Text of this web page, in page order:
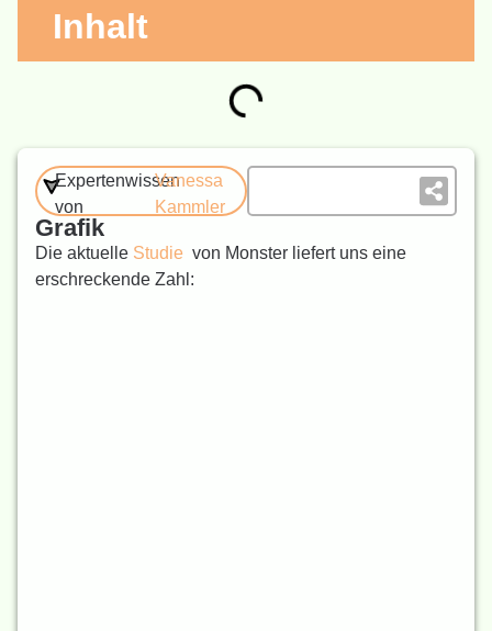
Inhalt
Expertenwissen
von
Vanessa
Kammler
Grafik
Die aktuelle Studie von Monster liefert uns eine
erschreckende Zahl: